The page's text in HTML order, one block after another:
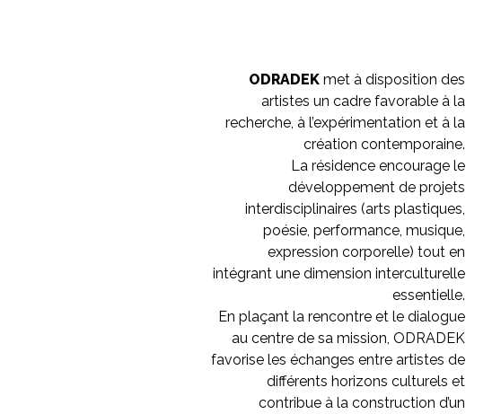
ODRADEK met à disposition des
artistes un cadre favorable à la
recherche, à l’expérimentation et à la
création contemporaine.
La résidence encourage le
développement de projets
interdisciplinaires (arts plastiques,
poésie, performance, musique,
expression corporelle) tout en
intégrant une dimension interculturelle
essentielle.
En plaçant la rencontre et le dialogue
au centre de sa mission, ODRADEK
favorise les échanges entre artistes de
différents horizons culturels et
contribue à la construction d’un